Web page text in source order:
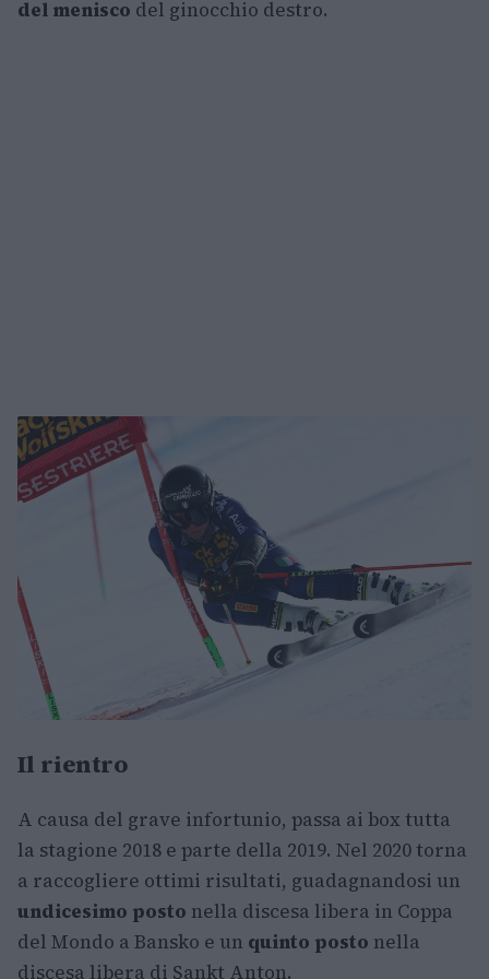
del menisco del ginocchio destro.
Il rientro
A causa del grave infortunio, passa ai box tutta
la stagione 2018 e parte della 2019. Nel 2020 torna
a raccogliere ottimi risultati, guadagnandosi un
undicesimo posto nella discesa libera in Coppa
del Mondo a Bansko e un quinto posto nella
discesa libera di Sankt Anton.